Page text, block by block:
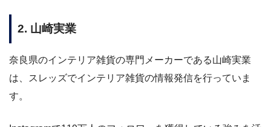
2. 山崎実業
奈良県のインテリア雑貨の専門メーカーである山崎実業
は、スレッズでインテリア雑貨の情報発信を行っていま
す。